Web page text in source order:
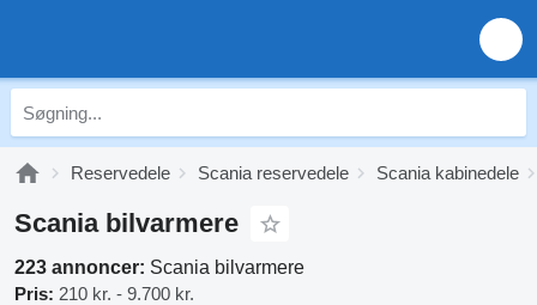
Reservedele Scania reservedele Scania kabinedele
Scania bilvarmere
223 annoncer: Scania bilvarmere
Pris: 210 kr. - 9.700 kr.